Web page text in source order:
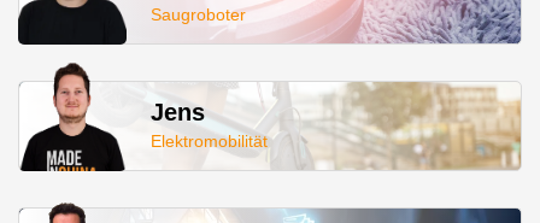
Saugroboter
Jens
Elektromobilität